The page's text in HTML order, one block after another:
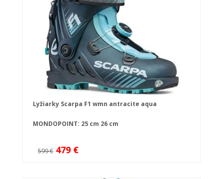
Lyžiarky Scarpa F1 wmn antracite aqua
MONDOPOINT: 25 cm 26 cm
599 € 479 €